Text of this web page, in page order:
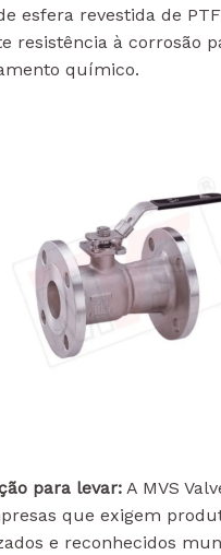
esfera revestida de
resistência à corrosão
químico.
para levar:A MVS
que exigem
e reconhecidos